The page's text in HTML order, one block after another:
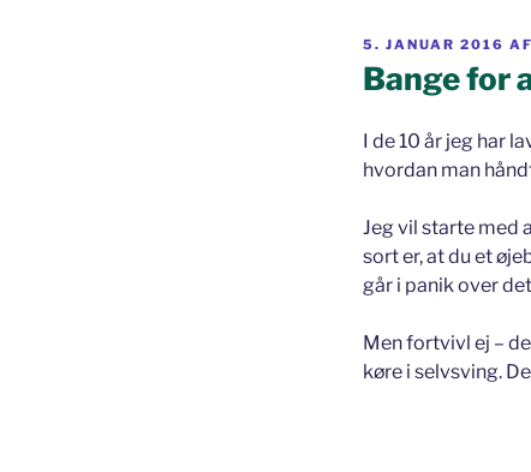
UDGIVET
DEN
5. JANUAR 2016 AF
Bange for
I de 10 år jeg har
hvordan man
Jeg vil starte med
sort er, at du et
går i panik over
Men fortvivl ej –
køre i selvsving.